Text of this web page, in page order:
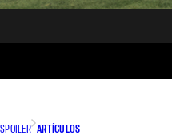
SPOILER ARTÍCULOS